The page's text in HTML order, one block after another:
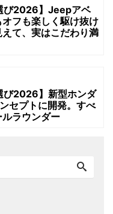
び2026】Jeepアベ
フも楽しく駆け抜け
て、実はこだわり満
び2026】新型ホンダ
セプトに開発。すべ
ラウンダー